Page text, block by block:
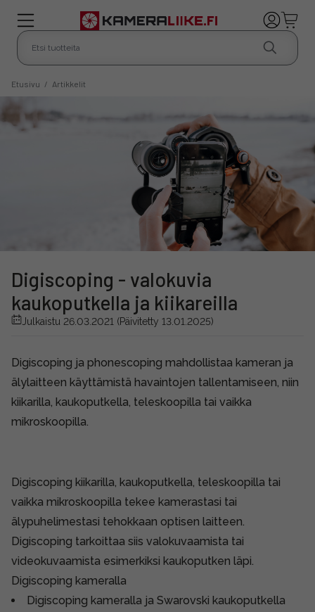
Etusivu / Artikkelit
Digiscoping - valokuvia
kaukoputkella ja kiikareilla
Julkaistu 26.03.2021 (Päivitetty 13.01.2025)
Digiscoping ja phonescoping mahdollistaa kameran ja
älylaitteen käyttämistä havaintojen tallentamiseen, niin
kiikarilla, kaukoputkella, teleskoopilla tai vaikka
mikroskoopilla.
Digiscoping kiikarilla, kaukoputkella, teleskoopilla tai
vaikka mikroskoopilla tekee kamerastasi tai
älypuhelimestasi tehokkaan optisen laitteen.
Digiscoping tarkoittaa siis valokuvaamista tai
videokuvaamista esimerkiksi kaukoputken läpi.
Digiscoping kameralla
Digiscoping kameralla ja Swarovski kaukoputkella